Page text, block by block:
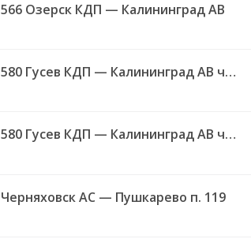
566 Озерск КДП — Калининград АВ
580 Гусев КДП — Калининград АВ ч/з Черняховск АС
580 Гусев КДП — Калининград АВ ч/з Черняховск АС
Черняховск АС — Пушкарево п. 119